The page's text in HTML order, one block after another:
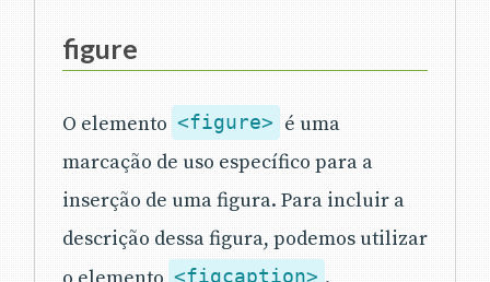
figure
O elemento <figure> é uma
marcação de uso específico para a
inserção de uma figura. Para incluir a
descrição dessa figura, podemos utilizar
<figcaption>